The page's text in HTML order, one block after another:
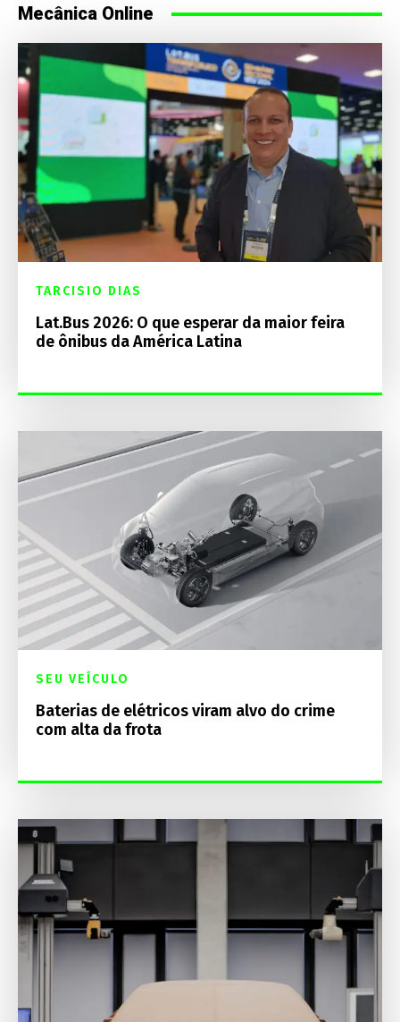
Mecânica Online
TARCISIO DIAS
Lat.Bus 2026: O que esperar da maior feira
de ônibus da América Latina
SEU VEÍCULO
Baterias de elétricos viram alvo do crime
com alta da frota